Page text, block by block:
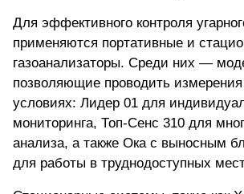
Для эффективного контроля
применяются портативные и
газоанализаторы. Среди них —
позволяющие проводить
условиях: Лидер 01 для
мониторинга, Топ-Сенс 310 для
анализа, а также Ока с выносным
для работы в труднодоступных